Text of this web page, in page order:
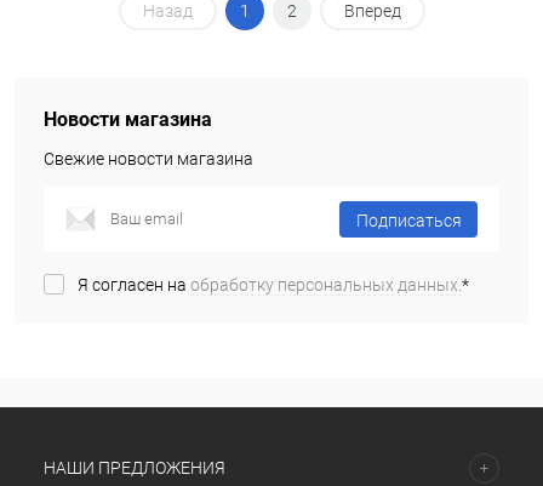
Назад 1 2 Вперед
Новости магазина
Свежие новости магазина
Подписаться
Я согласен на обработку персональных данных.*
НАШИ ПРЕДЛОЖЕНИЯ